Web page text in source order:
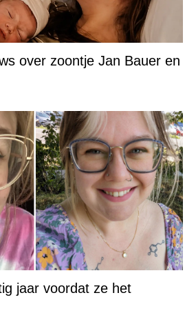
over zoontje Jan Bauer en
jaar voordat ze het